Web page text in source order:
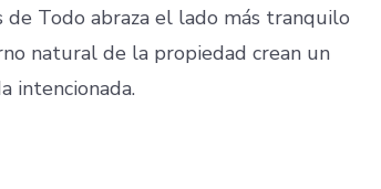
de Todo abraza el lado más tranquilo
natural de la propiedad crean un
intencionada.